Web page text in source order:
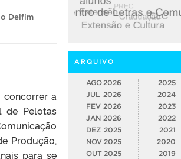
Delfim
concorrer a
de Pelotas
Produção,
para se
ARQUIVO
AGO 2026
JUL 2026
FEV 2026
JAN 2026
DEZ 2025
NOV 2025
OUT 2025
2025
2024
2023
2022
2021
2020
2019